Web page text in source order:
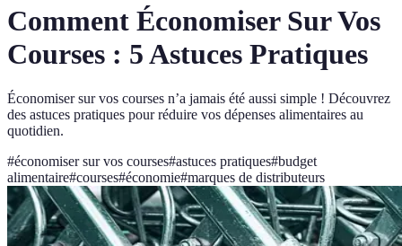
Comment Économiser Sur Vos
Courses : 5 Astuces Pratiques
Économiser sur vos courses n’a jamais été aussi simple ! Découvrez
des astuces pratiques pour réduire vos dépenses alimentaires au
quotidien.
#économiser sur vos courses#astuces pratiques#budget
alimentaire#courses#économie#marques de distributeurs